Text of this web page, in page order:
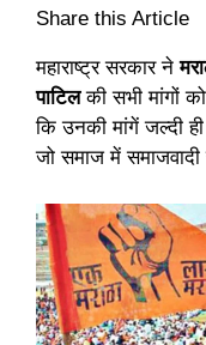
Share this Article
महाराष्ट्र सरकार ने
पाटिलकी सभी मांगों
कि उनकी मांगें जल्दी
जो समाज में